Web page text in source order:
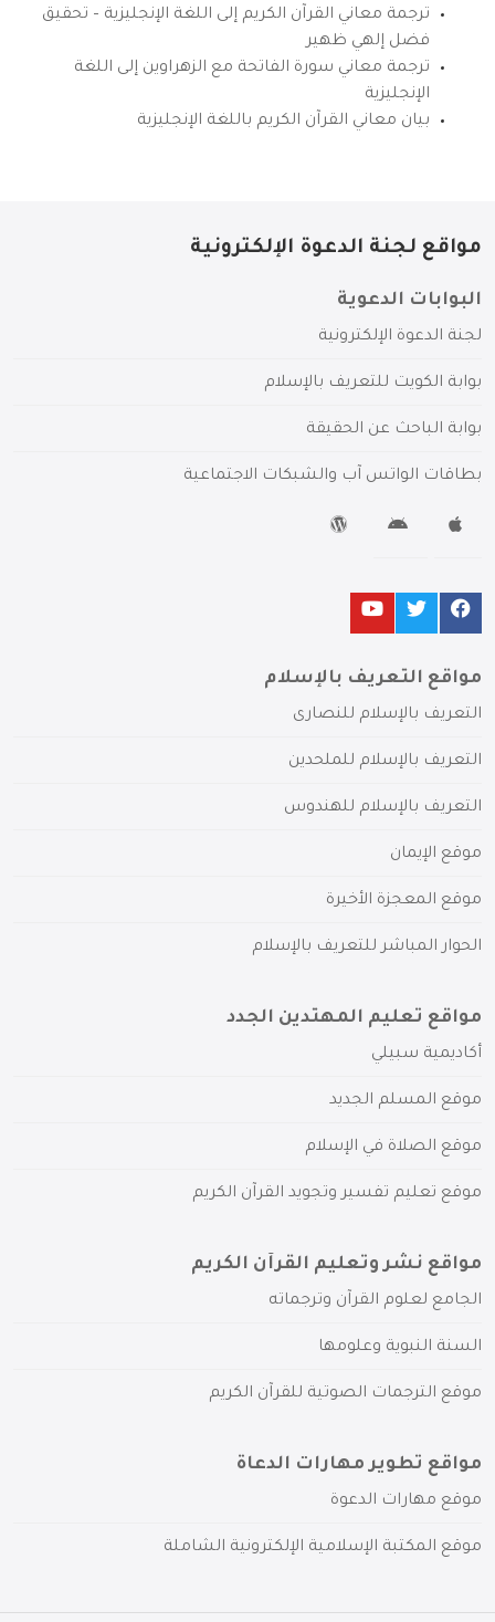
ترجمة معاني القرآن الكريم إلى اللغة الإنجليزية – تحقيق
فضل إلهي ظهير
ترجمة معاني سورة الفاتحة مع الزهراوين إلى اللغة
الإنجليزية
بيان معاني القرآن الكريم باللغة الإنجليزية
مواقع لجنة الدعوة الإلكترونية
البوابات الدعوية
لجنة الدعوة الإلكترونية
بوابة الكويت للتعريف بالإسلام
بوابة الباحث عن الحقيقة
بطاقات الواتس آب والشبكات الاجتماعية
مواقع التعريف بالإسلام
التعريف بالإسلام للنصارى
التعريف بالإسلام للملحدين
التعريف بالإسلام للهندوس
موقع الإيمان
موقع المعجزة الأخيرة
الحوار المباشر للتعريف بالإسلام
مواقع تعليم المهتدين الجدد
أكاديمية سبيلي
موقع المسلم الجديد
موقع الصلاة في الإسلام
موقع تعليم تفسير وتجويد القرآن الكريم
مواقع نشر وتعليم القرآن الكريم
الجامع لعلوم القرآن وترجماته
السنة النبوية وعلومها
موقع الترجمات الصوتية للقرآن الكريم
مواقع تطوير مهارات الدعاة
موقع مهارات الدعوة
موقع المكتبة الإسلامية الإلكترونية الشاملة